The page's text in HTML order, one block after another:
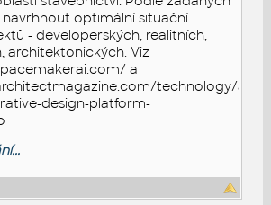
optimální situační
- developerských, realitních,
architektonických. Viz
a
technology/
design-platform-